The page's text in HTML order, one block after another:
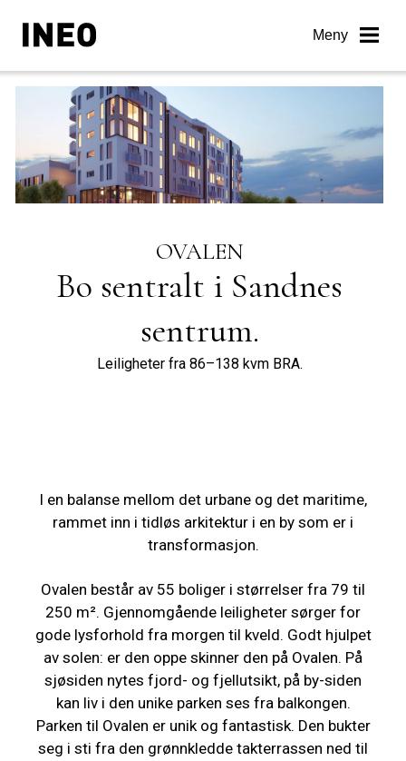
content
Meny
OVALEN
Bo sentralt i Sandnes
sentrum.
Leiligheter fra 86–138 kvm BRA.
I en balanse mellom det urbane og det maritime,
rammet inn i tidløs arkitektur i en by som er i
transformasjon.
Ovalen består av 55 boliger i størrelser fra 79 til
250 m². Gjennomgående leiligheter sørger for
gode lysforhold fra morgen til kveld. Godt hjulpet
av solen: er den oppe skinner den på Ovalen. På
sjøsiden nytes fjord- og fjellutsikt, på by-siden
kan liv i den unike parken ses fra balkongen.
Parken til Ovalen er unik og fantastisk. Den bukter
seg i sti fra den grønnkledde takterrassen ned til